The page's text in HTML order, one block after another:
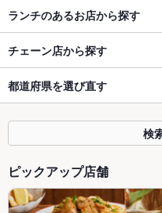
ランチのあるお店から探す
チェーン店から探す
都道府県を選び直す
検
ピックアップ店舗